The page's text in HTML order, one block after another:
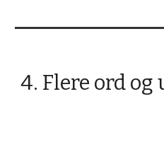
4. Flere ord